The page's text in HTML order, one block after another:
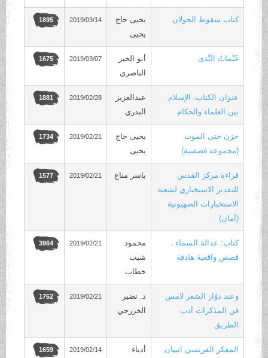
كتاب سقوط الجولان
يحيى حاج
يحيى
2019/03/14
1895
غَيْماتُ النَّدى
أبو الخير
الناصري
2019/03/07
1675
عنوان الكتاب: الإسلام
بين العلماء والحكام
عبدالعزيز
البدري
2019/02/28
1881
حزن حتى الموت
(مجموعة قصصية)
يحيى حاج
يحيى
2019/02/21
1734
قراءة مركز القدس
للتقدير الاستخباري لشعبة
الاستخبارات الصهيونية
(أمان)
ياسر مناع 2019/02/21
1577
كتاب: عدالة السماء ،
قصص واقعية هادفة
محمود
شيت
خطاب
2019/02/21
3964
وعند دوّار الشعر لامس
فن المذكرات أدب
الطريق
د. نضير
الخزرجي
2019/02/21
1762
المفكر الفرنسي اتييان
أدباء
2019/02/14
1659